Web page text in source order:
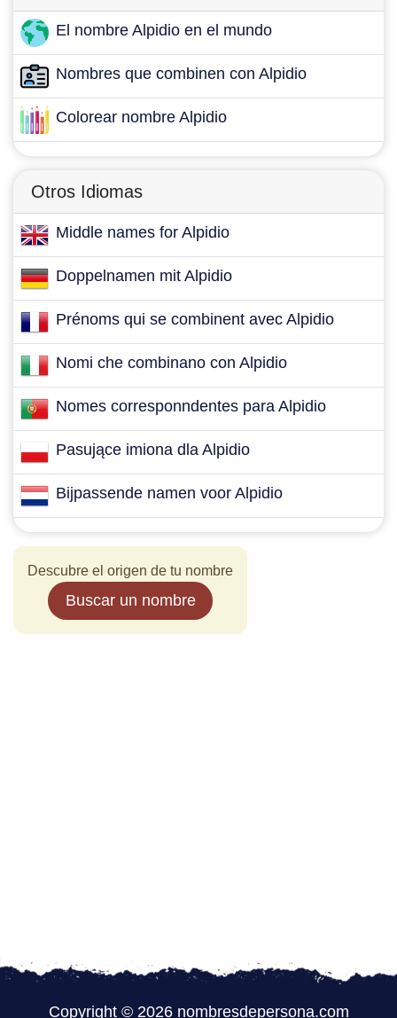
El nombre Alpidio en el mundo
Nombres que combinen con Alpidio
Colorear nombre Alpidio
Otros Idiomas
Middle names for Alpidio
Doppelnamen mit Alpidio
Prénoms qui se combinent avec Alpidio
Nomi che combinano con Alpidio
Nomes corresponndentes para Alpidio
Pasujące imiona dla Alpidio
Bijpassende namen voor Alpidio
Descubre el origen de tu nombre
Buscar un nombre
Copyright © 2026 nombresdepersona.com